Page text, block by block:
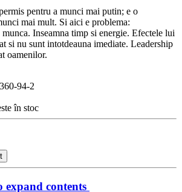
pentru a munci mai putin; e o
mai mult. Si aici e problema:
Inseamna timp si energie. Efectele lui
si nu sunt intotdeauna imediate. Leadership
oamenilor.
94-2
în stoc
expand contents